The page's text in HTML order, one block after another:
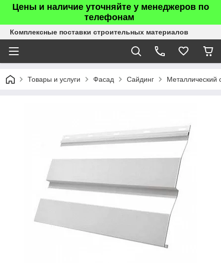
Цены и наличие уточняйте у менеджеров по
телефонам
Комплексные поставки строительных материалов
Товары и услуги Фасад Сайдинг Металлический